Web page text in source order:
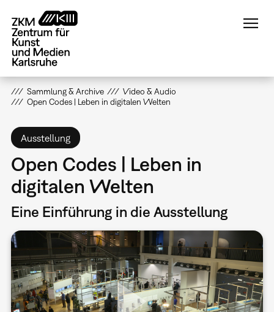
zum
Inhalt
Sammlung & Archive
Video & Audio
Open Codes | Leben in digitalen Welten
Ausstellung
Open Codes | Leben in
digitalen Welten
Eine Einführung in die Ausstellung